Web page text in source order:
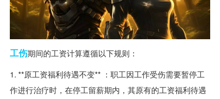
工伤期间的工资计算遵循以下规则：
1. **原工资福利待遇不变** ：职工因工作受伤需要暂停工
作进行治疗时，在停工留薪期内，其原有的工资福利待遇